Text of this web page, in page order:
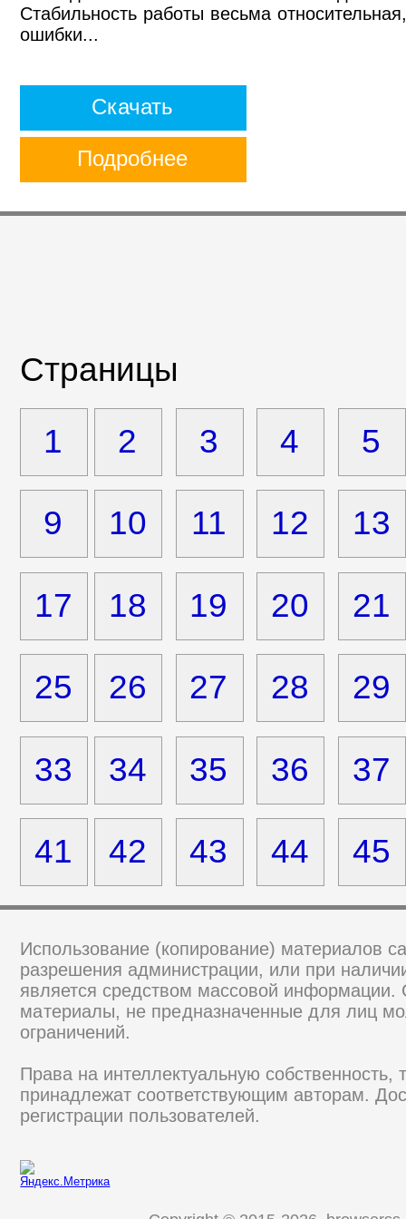
Страницы
Стабильность работы весьма
ошибки...
Подробнее
Скачать
Использование (копирование) материалов
разрешения администрации, или при
является средством массовой информации.
материалы, не предназначенные для лиц
ограничений.
Права на интеллектуальную собственность,
принадлежат соответствующим авторам.
регистрации пользователей.
1 2 3 4
9 11 12 13
17 18 19 20 21
25 26 27 29
28
33 34 37
35 36
41 42 43 44 45
5
10